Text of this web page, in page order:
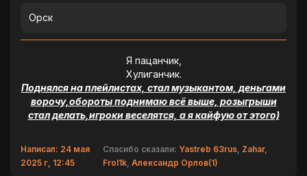
Орск
Я пацанчик,
Хулиганчик.
Поднялся на плейлистах, стал музыкантом, деньгами
ворочу,обороты поднимаю всё выше, розыгрыши
стал делать,игроки веселятся, а я кайфую от этого)
Написал: 24 мая
2025 г, 12:45
Спасибо сказали: Yastreb 63rus, Zahar,
Frol1k, Александр Орлов(1)